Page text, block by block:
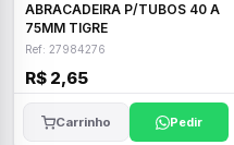
ABRACADEIRA P/TUBOS 40 A
75MM TIGRE
Ref: 27984276
R$ 2,65
Carrinho Pedir